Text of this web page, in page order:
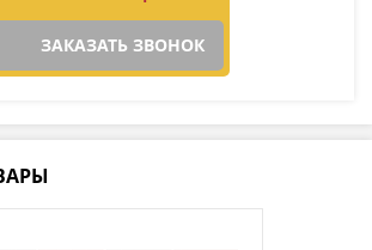
ЗАКАЗАТЬ ЗВОНОК